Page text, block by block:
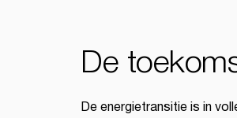
De
De energietransitie is in